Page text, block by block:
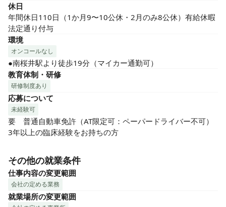
休日
年間休日110日（1か月9〜10公休・2月のみ8公休）有給休暇
法定通り付与
環境
オンコールなし
●南桜井駅より徒歩19分（マイカー通勤可）
教育体制・研修
研修制度あり
応募について
未経験可
要　普通自動車免許（AT限定可：ペーパードライバー不可）
3年以上の臨床経験をお持ちの方
その他の就業条件
仕事内容の変更範囲
会社の定める業務
就業場所の変更範囲